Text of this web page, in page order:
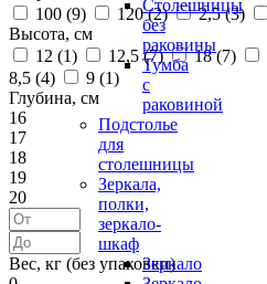
Столешницы
без
раковины
Тумба
с
раковиной
Подстолье
для
столешницы
Зеркала,
полки,
зеркало-
шкаф
Зеркало
100 (9) 120 (2) 2,5 (3)
Высота, см
12 (1) 12,5 (7) 18 (7)
8,5 (4) 9 (1)
Глубина, см
16
17
18
19
20
Вес, кг (без упаковки)